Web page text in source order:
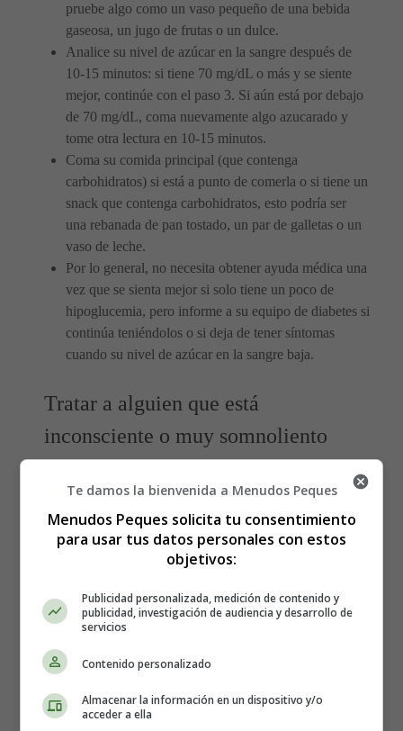
pruebe algo como un vaso pequeño de una bebida
gaseosa, un jugo de frutas o un dulce.
Analice su nivel de azúcar en la sangre después de
10-15 minutos: si tiene 70 mg/dL o más y se siente
mejor, continúe con el paso 3. Si aún está por debajo
de 70 mg/dL, coma nuevamente algo azucarado y
tome otra lectura en 10-15 minutos.
Coma su comida principal (que contenga
carbohidratos) si está a punto de comerla o si tiene un
snack que contenga carbohidratos, esto podría ser
una rebanada de pan tostado, un par de galletas o un
vaso de leche.
Por lo general, no necesita obtener ayuda médica una
vez que se sienta mejor si solo tiene un poco de
hipoglucemia, pero informe a su equipo de diabetes si
continúa teniéndolos o si deja de tener síntomas
cuando su nivel de azúcar en la sangre baja.
Tratar a alguien que está
inconsciente o muy somnoliento
Sigue estos pasos:
Coloque a la persona en la posición de recuperación
y no le ponga nada en la boca, para que no se
Dele una inyección de glucagón, si está disponible y
usted sabe cómo hacerlo. Llame al 112 para pedir una
ambulancia si no hay una inyección disponible o si
no sabe cómo hacerlo.
inyección; continúe con el paso 4 si la persona se
despierta y comienza a sentirse mejor. Llame al 112
Te damos la bienvenida a Menudos Peques
Menudos Peques solicita tu consentimiento
para usar tus datos personales con estos
objetivos:
Publicidad personalizada, medición de contenido y
publicidad, investigación de audiencia y desarrollo de
servicios
Contenido personalizado
Almacenar la información en un dispositivo y/o
acceder a ella